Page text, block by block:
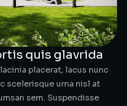
quis glavrida
placerat, lacus nunc
scelerisque urna nisl at
sem. Suspendisse